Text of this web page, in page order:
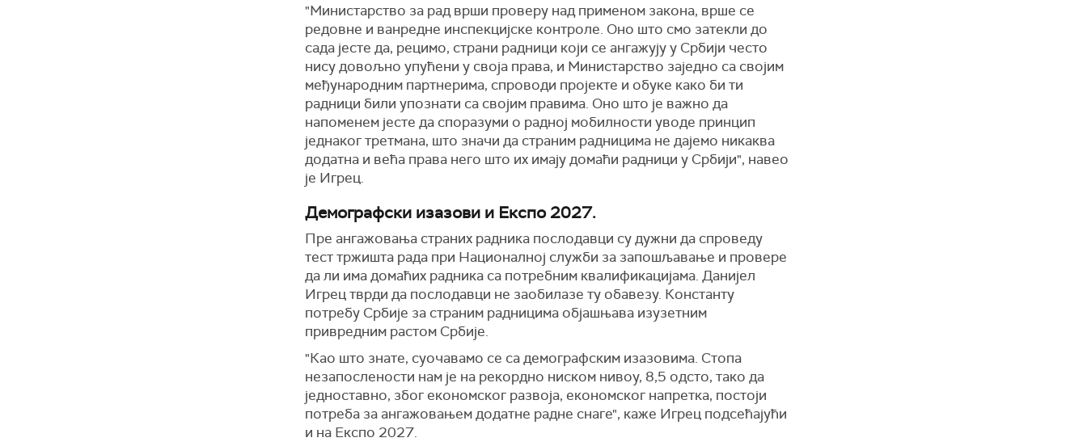
"Министарство за рад врши проверу над применом закона, врше се
редовне и ванредне инспекцијске контроле. Оно што смо затекли до
сада јесте да, рецимо, страни радници који се ангажују у Србији често
нису довољно упућени у своја права, и Министарство заједно са својим
међународним партнерима, спроводи пројекте и обуке како би ти
радници били упознати са својим правима. Оно што је важно да
напоменем јесте да споразуми о радној мобилности уводе принцип
једнаког третмана, што значи да страним радницима не дајемо никаква
додатна и већа права него што их имају домаћи радници у Србији", навео
је Игрец.
Демографски изазови и Експо 2027.
Пре ангажовања страних радника послодавци су дужни да спроведу
тест тржишта рада при Националној служби за запошљавање и провере
да ли има домаћих радника са потребним квалификацијама. Данијел
Игрец тврди да послодавци не заобилазе ту обавезу. Константу
потребу Србије за страним радницима објашњава изузетним
привредним растом Србије.
"Као што знате, суочавамо се са демографским изазовима. Стопа
незапослености нам је на рекордно ниском нивоу, 8,5 одсто, тако да
једноставно, због економског развоја, економског напретка, постоји
потреба за ангажовањем додатне радне снаге", каже Игрец подсећајући
и на Експо 2027.